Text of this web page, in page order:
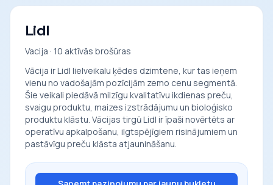
Lidl
Vacija · 10 aktīvās brošūras
Vācija ir Lidl lielveikalu ķēdes dzimtene, kur tas ieņem
vienu no vadošajām pozīcijām zemo cenu segmentā.
Šie veikali piedāvā milzīgu kvalitatīvu ikdienas preču,
svaigu produktu, maizes izstrādājumu un bioloģisko
produktu klāstu. Vācijas tirgū Lidl ir īpaši novērtēts ar
operatīvu apkalpošanu, ilgtspējīgiem risinājumiem un
pastāvīgu preču klāsta atjaunināšanu.